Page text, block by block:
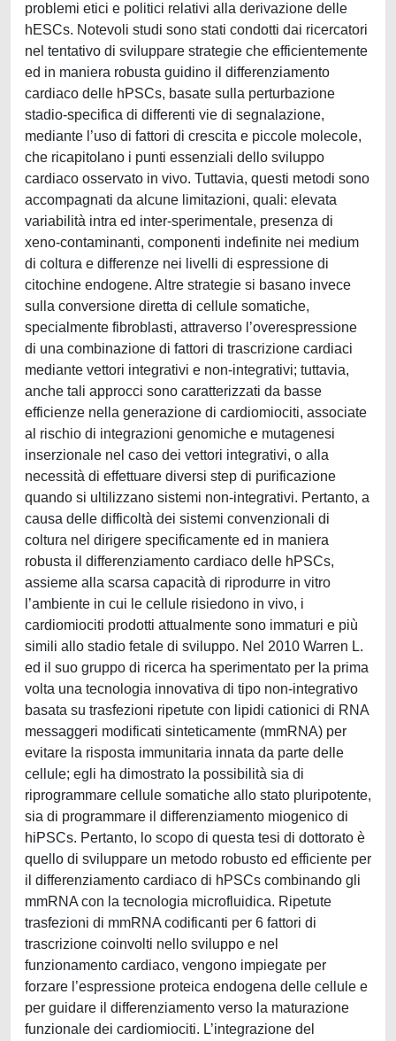
problemi etici e politici relativi alla derivazione delle
hESCs. Notevoli studi sono stati condotti dai ricercatori
nel tentativo di sviluppare strategie che efficientemente
ed in maniera robusta guidino il differenziamento
cardiaco delle hPSCs, basate sulla perturbazione
stadio-specifica di differenti vie di segnalazione,
mediante l’uso di fattori di crescita e piccole molecole,
che ricapitolano i punti essenziali dello sviluppo
cardiaco osservato in vivo. Tuttavia, questi metodi sono
accompagnati da alcune limitazioni, quali: elevata
variabilità intra ed inter-sperimentale, presenza di
xeno-contaminanti, componenti indefinite nei medium
di coltura e differenze nei livelli di espressione di
citochine endogene. Altre strategie si basano invece
sulla conversione diretta di cellule somatiche,
specialmente fibroblasti, attraverso l’overespressione
di una combinazione di fattori di trascrizione cardiaci
mediante vettori integrativi e non-integrativi; tuttavia,
anche tali approcci sono caratterizzati da basse
efficienze nella generazione di cardiomiociti, associate
al rischio di integrazioni genomiche e mutagenesi
inserzionale nel caso dei vettori integrativi, o alla
necessità di effettuare diversi step di purificazione
quando si ultilizzano sistemi non-integrativi. Pertanto, a
causa delle difficoltà dei sistemi convenzionali di
coltura nel dirigere specificamente ed in maniera
robusta il differenziamento cardiaco delle hPSCs,
assieme alla scarsa capacità di riprodurre in vitro
l’ambiente in cui le cellule risiedono in vivo, i
cardiomiociti prodotti attualmente sono immaturi e più
simili allo stadio fetale di sviluppo. Nel 2010 Warren L.
ed il suo gruppo di ricerca ha sperimentato per la prima
volta una tecnologia innovativa di tipo non-integrativo
basata su trasfezioni ripetute con lipidi cationici di RNA
messaggeri modificati sinteticamente (mmRNA) per
evitare la risposta immunitaria innata da parte delle
cellule; egli ha dimostrato la possibilità sia di
riprogrammare cellule somatiche allo stato pluripotente,
sia di programmare il differenziamento miogenico di
hiPSCs. Pertanto, lo scopo di questa tesi di dottorato è
quello di sviluppare un metodo robusto ed efficiente per
il differenziamento cardiaco di hPSCs combinando gli
mmRNA con la tecnologia microfluidica. Ripetute
trasfezioni di mmRNA codificanti per 6 fattori di
trascrizione coinvolti nello sviluppo e nel
funzionamento cardiaco, vengono impiegate per
forzare l’espressione proteica endogena delle cellule e
per guidare il differenziamento verso la maturazione
funzionale dei cardiomiociti. L’integrazione del